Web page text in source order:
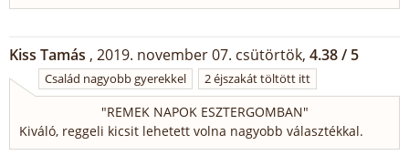
Kiss Tamás , 2019. november 07. csütörtök, 4.38 / 5
Család nagyobb gyerekkel 2 éjszakát töltött itt
"REMEK NAPOK ESZTERGOMBAN"
Kiváló, reggeli kicsit lehetett volna nagyobb választékkal.